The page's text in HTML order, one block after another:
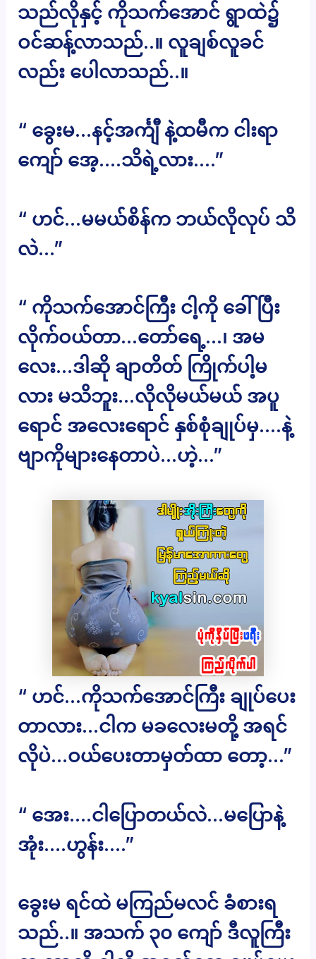
သည်လိုနှင့် ကိုသက်အောင် ရွာထဲ၌
ဝင်ဆန့်လာသည်..။ လူချစ်လူခင်
လည်း ပေါလာသည်..။
“ ခွေးမ…နင့်အင်္ကျီ နဲ့ထမီက ငါးရာ
ကျော် အေ့….သိရဲ့လား….”
“ ဟင်…မမယ်စိန်က ဘယ်လိုလုပ် သိ
လဲ…”
“ ကိုသက်အောင်ကြီး ငါ့ကို ခေါ်ပြီး
လိုက်ဝယ်တာ…တော်ရေ့…၊ အမ
လေး…ဒါဆို ချာတိတ် ကြိုက်ပါ့မ
လား မသိဘူး…လိုလိုမယ်မယ် အပူ
ရောင် အလေးရောင် နှစ်စုံချုပ်မှ….နဲ့
ဗျာကိုများနေတာပဲ…ဟဲ့…”
“ ဟင်…ကိုသက်အောင်ကြီး ချုပ်ပေး
တာလား…ငါက မခလေးမတို့ အရင်
လိုပဲ…ဝယ်ပေးတာမှတ်ထာ တော့…”
“ အေး….ငါပြောတယ်လဲ…မပြောနဲ့
အုံး….ဟွန်း….”
ခွေးမ ရင်ထဲ မကြည်မလင် ခံစားရ
သည်..။ အသက် ၃၀ ကျော် ဒီလူကြီး